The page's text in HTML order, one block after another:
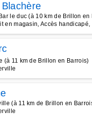
le duc (à 10 km de Brillon en
en magasin, Accès
(à 11 km de Brillon en Barrois)
(à 11 km de Brillon en